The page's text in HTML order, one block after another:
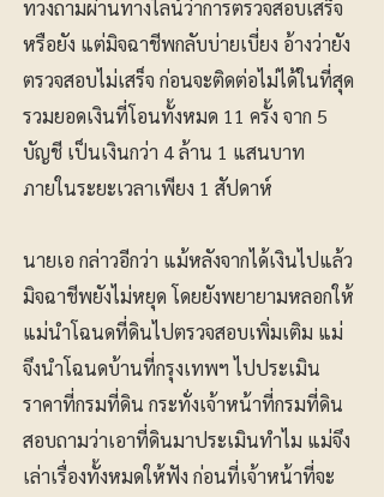
ทวงถามผ่านทางไลน์ว่าการตรวจสอบเสร็จ
หรือยัง แต่มิจฉาชีพกลับบ่ายเบี่ยง อ้างว่ายัง
ตรวจสอบไม่เสร็จ ก่อนจะติดต่อไม่ได้ในที่สุด
รวมยอดเงินที่โอนทั้งหมด 11 ครั้ง จาก 5
บัญชี เป็นเงินกว่า 4 ล้าน 1 แสนบาท
ภายในระยะเวลาเพียง 1 สัปดาห์
นายเอ กล่าวอีกว่า แม้หลังจากได้เงินไปแล้ว
มิจฉาชีพยังไม่หยุด โดยยังพยายามหลอกให้
แม่นำโฉนดที่ดินไปตรวจสอบเพิ่มเติม แม่
จึงนำโฉนดบ้านที่กรุงเทพฯ ไปประเมิน
ราคาที่กรมที่ดิน กระทั่งเจ้าหน้าที่กรมที่ดิน
สอบถามว่าเอาที่ดินมาประเมินทำไม แม่จึง
เล่าเรื่องทั้งหมดให้ฟัง ก่อนที่เจ้าหน้าที่จะ